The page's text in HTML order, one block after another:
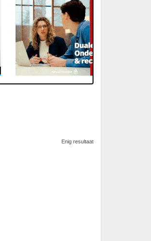
Enig resultaat